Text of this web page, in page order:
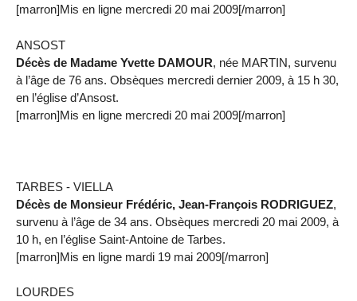
[marron]Mis en ligne mercredi 20 mai 2009[/marron]
ANSOST
Décès de Madame Yvette DAMOUR, née MARTIN, survenu
à l’âge de 76 ans. Obsèques mercredi dernier 2009, à 15 h 30,
en l’église d’Ansost.
[marron]Mis en ligne mercredi 20 mai 2009[/marron]
TARBES - VIELLA
Décès de Monsieur Frédéric, Jean-François RODRIGUEZ,
survenu à l’âge de 34 ans. Obsèques mercredi 20 mai 2009, à
10 h, en l’église Saint-Antoine de Tarbes.
[marron]Mis en ligne mardi 19 mai 2009[/marron]
LOURDES